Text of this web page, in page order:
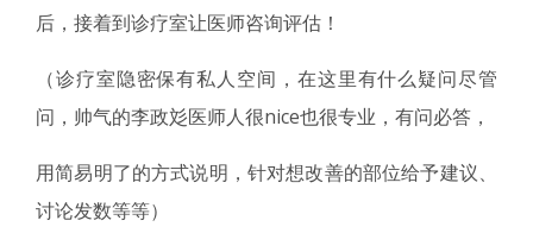
后，接着到诊疗室让医师咨询评估！
（诊疗室隐密保有私人空间，在这里有什么疑问尽管
问，帅气的李政彣医师人很nice也很专业，有问必答，
用简易明了的方式说明，针对想改善的部位给予建议、
讨论发数等等）